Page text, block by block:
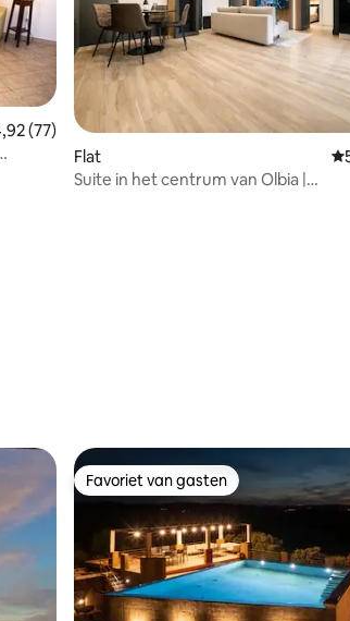
beoordeling van 4,92 op 5, 77
(77)
Flat
Suite in het centrum van Olbia |
Favoriet van gasten
Favoriet van gasten